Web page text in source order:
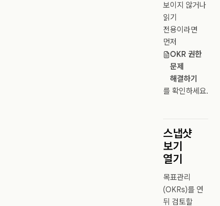
보이지 않거나
읽기
전용이라면
먼저
OKR 권한
문제
해결하기
를 확인하세요.
스냅샷
보기
열기
목표관리
(OKRs)를 연
뒤 검토할